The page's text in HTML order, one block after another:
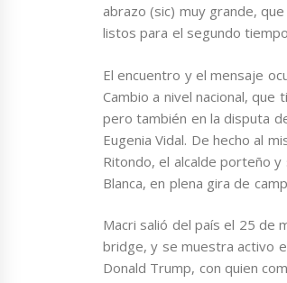
abrazo (sic) muy grande,
listos para el segundo
El encuentro y el mensaje
Cambio a nivel nacional,
pero también en la disputa
Eugenia Vidal. De hecho al
Ritondo, el alcalde porteño
Blanca, en plena gira de
Macri salió del país el 25 de
bridge, y se muestra activo
Donald Trump, con quien